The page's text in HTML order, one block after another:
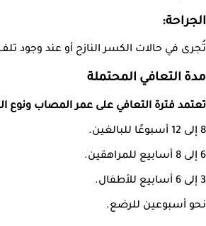
الجراحة:
تُجرى في حالات الكسر النازح أو عند وجود
مدة التعافي المحتملة
تعتمد فترة التعافي على عمر المصاب ونوع
8 إلى 12 أسبوعًا للبالغين.
6 إلى 8 أسابيع للمراهقين.
3 إلى 6 أسابيع للأطفال.
نحو أسبوعين للرضع.